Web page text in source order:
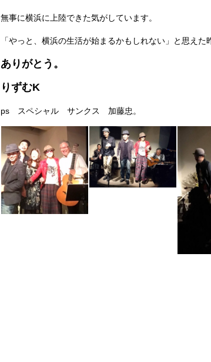
無事に横浜に上陸できた気がしています。
「やっと、横浜の生活が始まるかもしれない」と思えた
ありがとう。
りずむK
ps スペシャル サンクス 加藤忠。